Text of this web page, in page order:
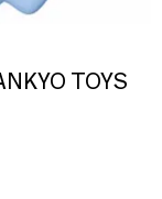
TOYS